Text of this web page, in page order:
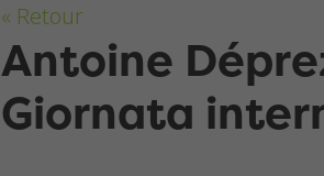
« Retour
Antoine
Giornata